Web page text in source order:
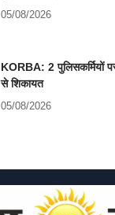
05/08/2026
KORBA: 2 पुलिसकर्मियों
से शिकायत
05/08/2026